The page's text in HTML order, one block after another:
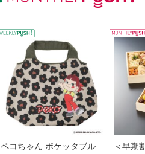
WEEKLY PUSH
ペコちゃん ポケッタブル
＜早期